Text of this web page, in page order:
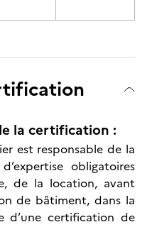
la certification :
est responsable de la
obligatoires
de la location, avant
de bâtiment, dans la
d’une certification de